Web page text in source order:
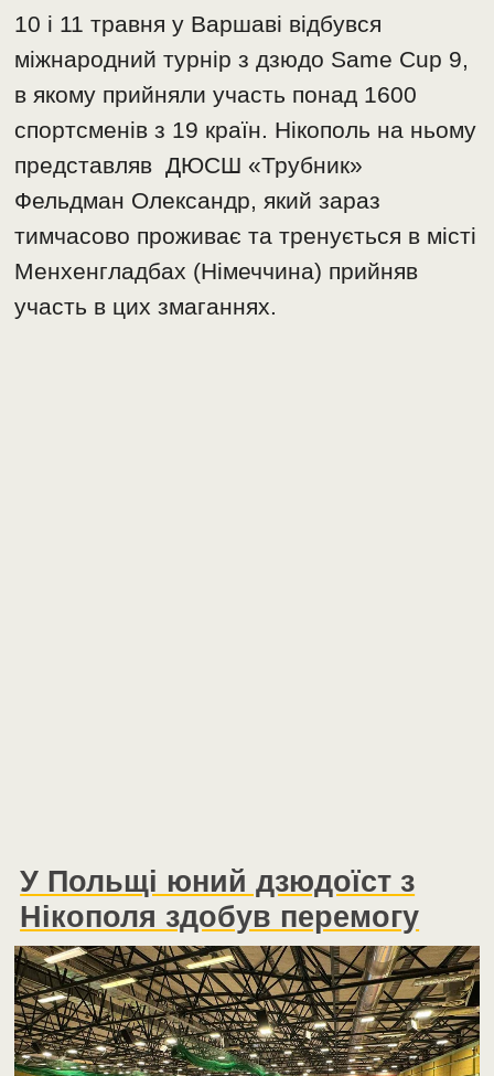
10 і 11 травня у Варшаві відбувся
міжнародний турнір з дзюдо Same Cup 9,
в якому прийняли участь понад 1600
спортсменів з 19 країн. Нікополь на ньому
представляв ДЮСШ «Трубник»
Фельдман Олександр, який зараз
тимчасово проживає та тренується в місті
Менхенгладбах (Німеччина) прийняв
участь в цих змаганнях.
У Польщі юний дзюдоїст з
Нікополя здобув перемогу